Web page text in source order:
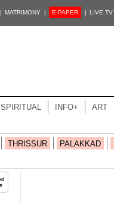
MATRIMONY | E-PAPER | LIVE TV
SPIRITUAL INFO+ ART
THRISSUR PALAKKAD